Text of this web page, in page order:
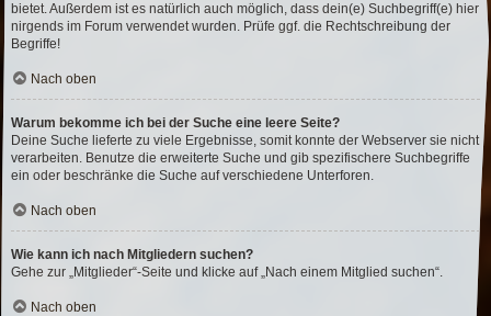
bietet. Außerdem ist es natürlich auch möglich, dass dein(e) Suchbegriff(e) hier
nirgends im Forum verwendet wurden. Prüfe ggf. die Rechtschreibung der
Begriffe!
Nach oben
Warum bekomme ich bei der Suche eine leere Seite?
Deine Suche lieferte zu viele Ergebnisse, somit konnte der Webserver sie nicht
verarbeiten. Benutze die erweiterte Suche und gib spezifischere Suchbegriffe
ein oder beschränke die Suche auf verschiedene Unterforen.
Nach oben
Wie kann ich nach Mitgliedern suchen?
Gehe zur „Mitglieder“-Seite und klicke auf „Nach einem Mitglied suchen“.
Nach oben